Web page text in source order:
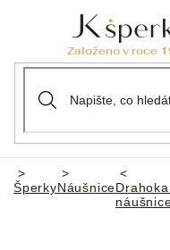
Domů
ŠperkyNáušnice